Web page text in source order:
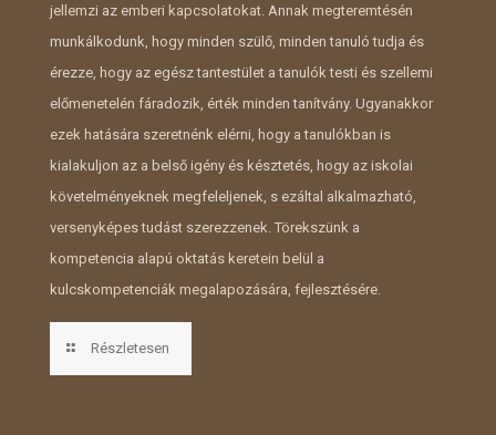
jellemzi az emberi kapcsolatokat. Annak megteremtésén
munkálkodunk, hogy minden szülő, minden tanuló tudja és
érezze, hogy az egész tantestület a tanulók testi és szellemi
előmenetelén fáradozik, érték minden tanítvány. Ugyanakkor
ezek hatására szeretnénk elérni, hogy a tanulókban is
kialakuljon az a belső igény és késztetés, hogy az iskolai
követelményeknek megfeleljenek, s ezáltal alkalmazható,
versenyképes tudást szerezzenek. Törekszünk a
kompetencia alapú oktatás keretein belül a
kulcskompetenciák megalapozására, fejlesztésére.
Részletesen